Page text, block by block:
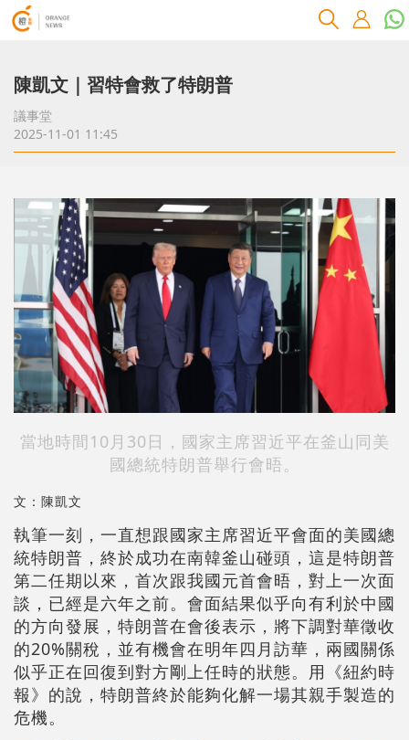
陳凱文｜習特會救了特朗普
議事堂
2025-11-01 11:45
當地時間10月30日，國家主席習近平在釜山同美
國總統特朗普舉行會晤。
文：陳凱文
執筆一刻，一直想跟國家主席習近平會面的美國總
統特朗普，終於成功在南韓釜山碰頭，這是特朗普
第二任期以來，首次跟我國元首會晤，對上一次面
談，已經是六年之前。會面結果似乎向有利於中國
的方向發展，特朗普在會後表示，將下調對華徵收
的20%關稅，並有機會在明年四月訪華，兩國關係
似乎正在回復到對方剛上任時的狀態。用《紐約時
報》的說，特朗普終於能夠化解一場其親手製造的
危機。